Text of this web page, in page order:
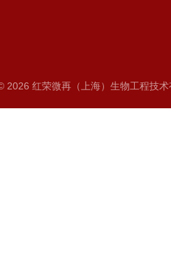
2026 红荣微再（上海）生物工程技